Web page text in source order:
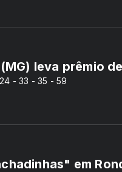
leva prêmio
- 33 - 35 - 59
em